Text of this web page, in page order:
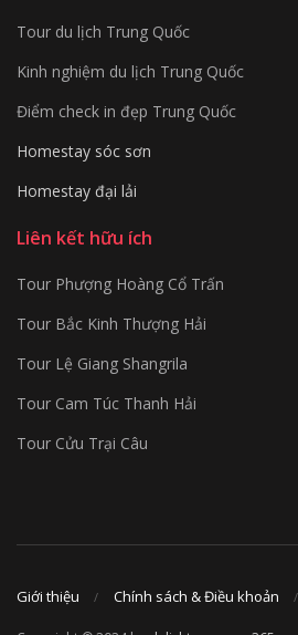
Tour du lịch Trung Quốc
Kinh nghiệm du lịch Trung Quốc
Điểm check in đẹp Trung Quốc
Homestay sóc sơn
Homestay đại lải
Liên kết hữu ích
Tour Phượng Hoàng Cổ Trấn
Tour Bắc Kinh Thượng Hải
Tour Lệ Giang Shangrila
Tour Cam Túc Thanh Hải
Tour Cửu Trại Câu
Giới thiệu Chính sách & Điều khoản